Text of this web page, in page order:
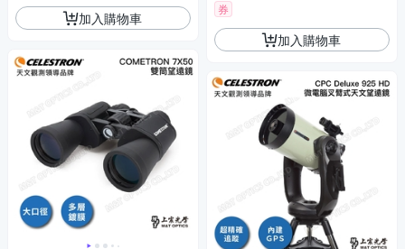
加入購物車 券
加入購物車